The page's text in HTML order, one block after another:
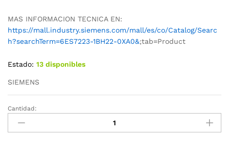
MAS INFORMACION TECNICA EN:
https://mall.industry.siemens.com/mall/es/co/Catalog/Searc
h?searchTerm=6ES7223-1BH22-0XA0&;tab=Product
Estado: 13 disponibles
SIEMENS
6ES7223-
1BH22-
0XA0
Cantidad: